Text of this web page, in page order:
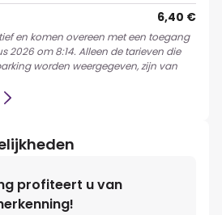
6,40 €
en komen overeen met een toegang
2026 om 8:14. Alleen de tarieven die
worden weergegeven, zijn van
profiteert u van